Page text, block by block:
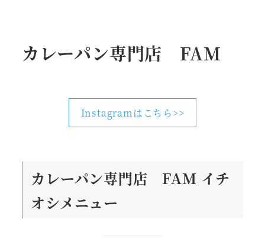
カレーパン専門店 FAM
Instagramはこちら>>
カレーパン専門店 FAM イチ
オシメニュー